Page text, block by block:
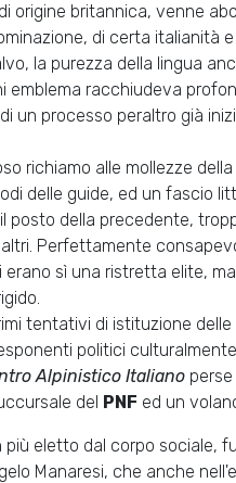
origine britannica, venne
di certa italianità
la purezza della lingua
emblema racchiudeva
un processo peraltro già
richiamo alle mollezze
delle guide, ed un fascio
posto della precedente,
Perfettamente
sì una ristretta elite,
tentativi di istituzione delle
politici
Alpinistico Italiano
del PNF ed un
più eletto dal corpo
Manaresi, che anche